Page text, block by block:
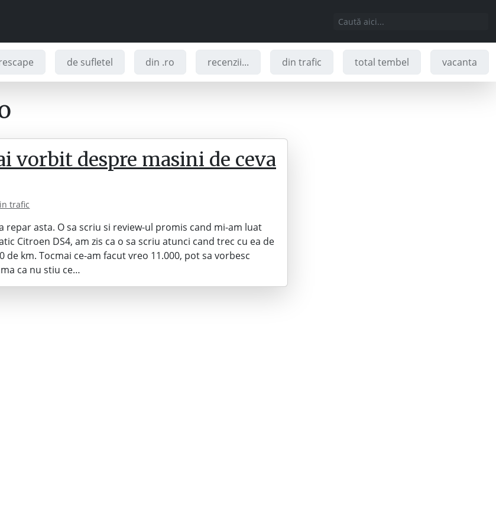
de sufletel din .ro recenzii... din trafic total tembel vacanta
vorbit despre masini de ceva
trafic
repar asta. O sa scriu si review-ul promis cand mi-am luat
Citroen DS4, am zis ca o sa scriu atunci cand trec cu ea de
de km. Tocmai ce-am facut vreo 11.000, pot sa vorbesc
ca nu stiu ce…